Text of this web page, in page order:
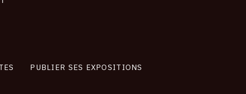
PUBLIER SES EXPOSITIONS